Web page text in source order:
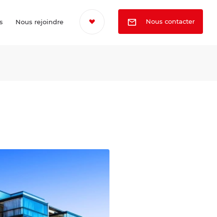
Nous rejoindre Nous contacter